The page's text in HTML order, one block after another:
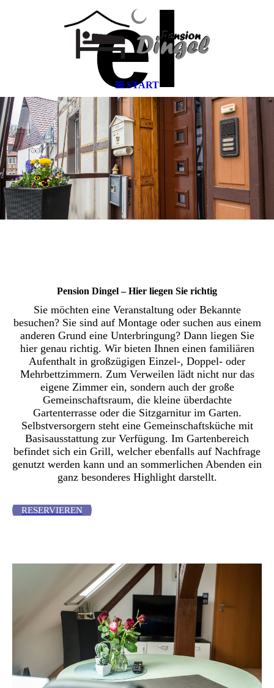
START
el
Pension Dingel – Hier liegen Sie richtig
Sie möchten eine Veranstaltung oder Bekannte
besuchen? Sie sind auf Montage oder suchen aus einem
anderen Grund eine Unterbringung? Dann liegen Sie
hier genau richtig. Wir bieten Ihnen einen familiären
Aufenthalt in großzügigen Einzel-, Doppel- oder
Mehrbettzimmern. Zum Verweilen lädt nicht nur das
eigene Zimmer ein, sondern auch der große
Gemeinschaftsraum, die kleine überdachte
Gartenterrasse oder die Sitzgarnitur im Garten.
Selbstversorgern steht eine Gemeinschaftsküche mit
Basisausstattung zur Verfügung. Im Gartenbereich
befindet sich ein Grill, welcher ebenfalls auf Nachfrage
genutzt werden kann und an sommerlichen Abenden ein
ganz besonderes Highlight darstellt.
RESERVIEREN